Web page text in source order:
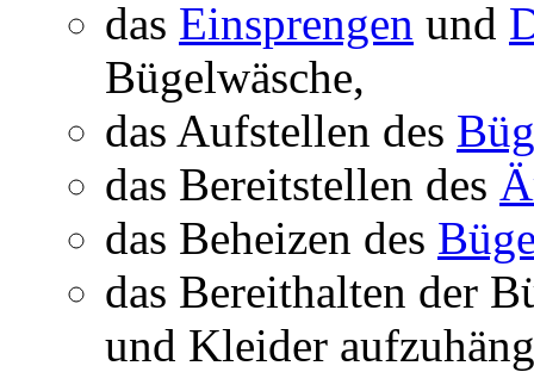
das Einsprengen und
Bügelwäsche,
das Aufstellen des
das Bereitstellen des
das Beheizen des
das Bereithalten der
und Kleider